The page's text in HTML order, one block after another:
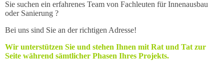
Sie suchen ein erfahrenes Team von Fachleuten für Innenausbau
oder Sanierung ?
Bei uns sind Sie an der richtigen Adresse!
Wir unterstützen Sie und stehen Ihnen mit Rat und Tat zur
Seite während sämtlicher Phasen Ihres Projekts.